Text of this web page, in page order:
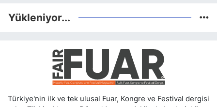
Yükleniyor...
Türkiye'nin ilk ve tek ulusal Fuar, Kongre ve Festival dergisi